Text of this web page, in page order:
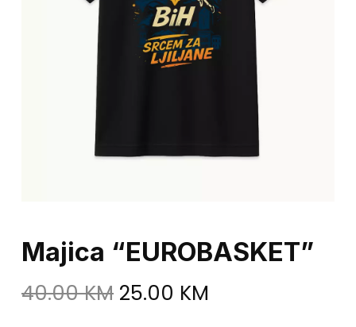
Majica “EUROBASKET”
40.00KM Original
25.00 KM